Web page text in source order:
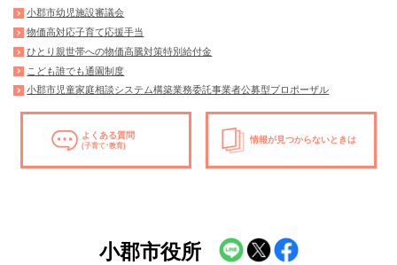
小郡市幼児施設審議会
物価高対応子育て応援手当
ひとり親世帯への物価高騰対策特別給付金
こども誰でも通園制度
小郡市児童家庭相談システム構築業務委託事業者公募型プロポーザル
よくある質問
(子育て･教育)
情報が見つからないときは
小郡市役所